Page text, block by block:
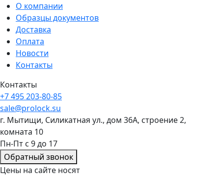
О компании
Образцы документов
Доставка
Оплата
Новости
Контакты
Контакты
+7 495 203-80-85
sale@prolock.su
г. Мытищи, Силикатная ул., дом 36А, строение 2,
комната 10
Пн-Пт с 9 до 17
Обратный звонок
Цены на сайте носят